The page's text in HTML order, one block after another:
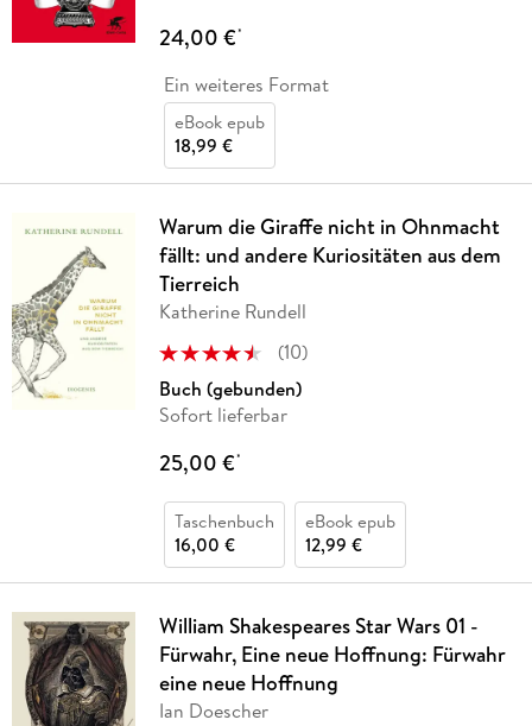
24,00 €*
Ein weiteres Format
eBook epub
18,99 €
Warum die Giraffe nicht in Ohnmacht
fällt: und andere Kuriositäten aus dem
Tierreich
Katherine Rundell
(10)
Buch (gebunden)
Sofort lieferbar
25,00 €*
Taschenbuch
16,00 €
eBook epub
12,99 €
William Shakespeares Star Wars 01 -
Fürwahr, Eine neue Hoffnung: Fürwahr
eine neue Hoffnung
Ian Doescher